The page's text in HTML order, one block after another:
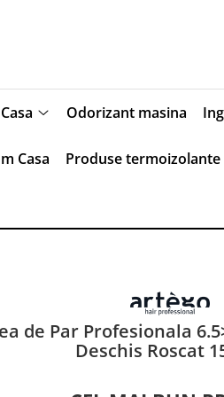
Casa Odorizant masina
Casa Produse termoizolante
de Par Profesionala
Deschis Roscat